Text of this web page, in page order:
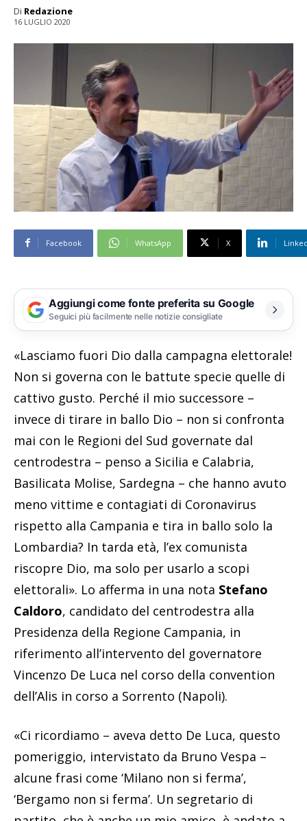
Di Redazione
16 LUGLIO 2020
Facebook WhatsApp X
Aggiungi come fonte preferita su Google
Seguici più facilmente nelle notizie consigliate
«Lasciamo fuori Dio dalla campagna elettorale!
Non si governa con le battute specie quelle di
cattivo gusto. Perché il mio successore –
invece di tirare in ballo Dio – non si confronta
mai con le Regioni del Sud governate dal
centrodestra – penso a Sicilia e Calabria,
Basilicata Molise, Sardegna – che hanno avuto
meno vittime e contagiati di Coronavirus
rispetto alla Campania e tira in ballo solo la
Lombardia? In tarda età, l’ex comunista
riscopre Dio, ma solo per usarlo a scopi
elettorali». Lo afferma in una nota Stefano
Caldoro, candidato del centrodestra alla
Presidenza della Regione Campania, in
riferimento all’intervento del governatore
Vincenzo De Luca nel corso della convention
dell’Alis in corso a Sorrento (Napoli).
«Ci ricordiamo – aveva detto De Luca, questo
pomeriggio, intervistato da Bruno Vespa –
alcune frasi come ‘Milano non si ferma’,
‘Bergamo non si ferma’. Un segretario di